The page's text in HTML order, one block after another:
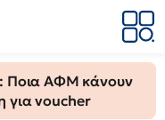
Ποια ΑΦΜ κάνουν
για voucher